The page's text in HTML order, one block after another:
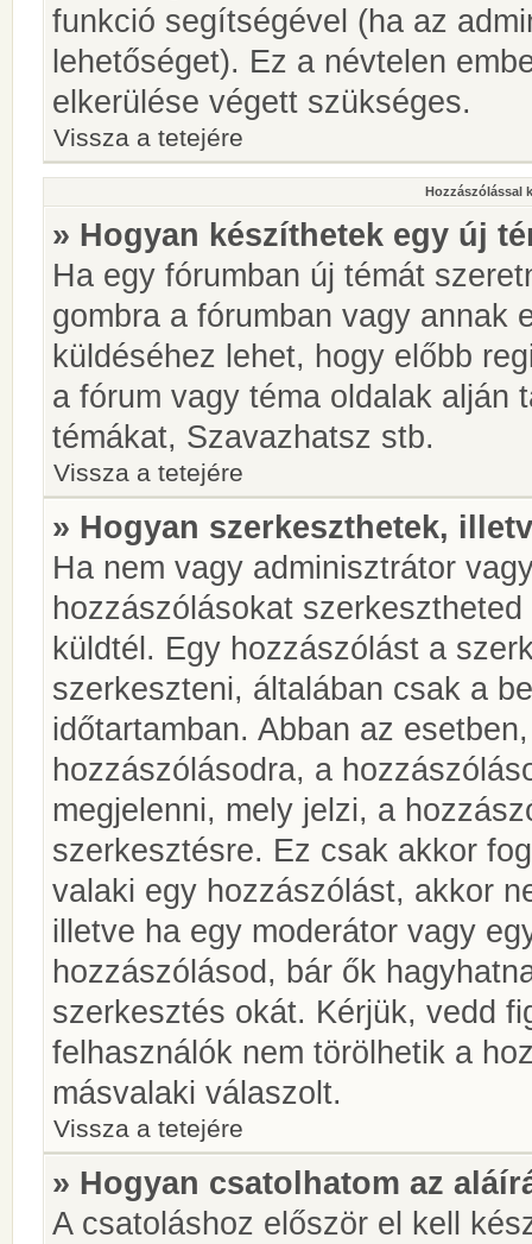
funkció segítségével (ha az
lehetőséget). Ez a névtelen
elkerülése végett szükséges.
Vissza a tetejére
Hozzászólással
» Hogyan készíthetek egy új
Ha egy fórumban új témát
gombra a fórumban vagy annak
küldéséhez lehet, hogy előbb
a fórum vagy téma oldalak alján
témákat, Szavazhatsz stb.
Vissza a tetejére
» Hogyan szerkeszthetek,
Ha nem vagy adminisztrátor
hozzászólásokat
küldtél. Egy hozzászólást a
szerkeszteni, általában csak a
időtartamban. Abban az
hozzászólásodra, a
megjelenni, mely jelzi, a
szerkesztésre. Ez csak akkor
valaki egy hozzászólást, akkor
illetve ha egy moderátor vagy
hozzászólásod, bár ők
szerkesztés okát. Kérjük, vedd
felhasználók nem törölhetik a
másvalaki válaszolt.
Vissza a tetejére
» Hogyan csatolhatom az
A csatoláshoz először el kell